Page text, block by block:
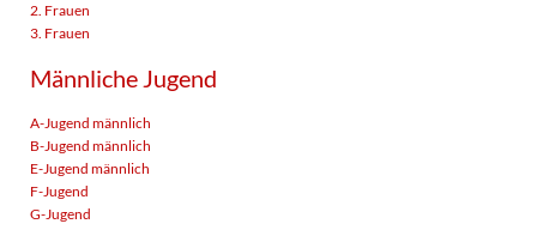
2. Frauen
3. Frauen
Männliche Jugend
A-Jugend männlich
B-Jugend männlich
E-Jugend männlich
F-Jugend
G-Jugend